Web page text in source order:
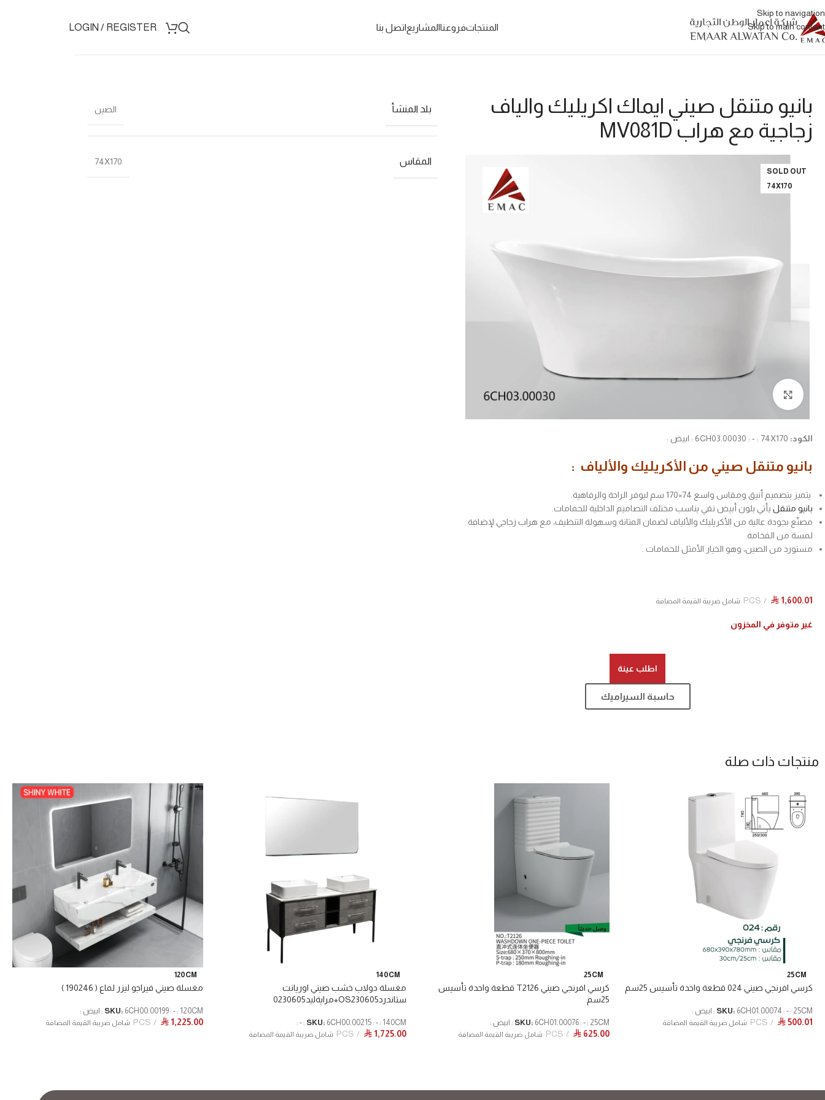
Skip to navigation
Skip to main content
المنتجاتفروعناالمشاريعاتصل بنا LOGIN / REGISTER
بانيو متنقل صيني ايماك اكريليك والياف
زجاجية مع هراب MV081D
SOLD OUT
74X170
الكود: 6CH03.00030 : - : 74X170 : ابيض :
بانيو متنقل صيني من الأكريليك والألياف :
يتميز بتصميم أنيق ومقاس واسع 74×170 سم ليوفر الراحة والرفاهية.
بانيو متنقل يأتي بلون أبيض نقي يناسب مختلف التصاميم الداخلية للحمامات.
مصنّع بجودة عالية من الأكريليك والألياف لضمان المتانة وسهولة التنظيف، مع هراب زجاجي لإضافة
لمسة من الفخامة.
مستورد من الصين، وهو الخيار الأمثل للحمامات .
⃁ 1,600.01
PCS شامل ضريبة القيمة المضافة
غير متوفر في المخزون
اطلب عينة
حاسبة السيراميك
بلد المنشأ الصين
المقاس 74X170
منتجات ذات صلة
25CM
كرسي افرنجي صيني 024 قطعة واحدة تأسيس 25سم
SKU: 6CH01.00074 : - : 25CM : ابيض :
⃁ 500.01
PCS شامل ضريبة القيمة المضافة
25CM
كرسي افرنجي صيني T2126 قطعة واحدة تأسيس
25سم
SKU: 6CH01.00076 : - : 25CM : ابيض :
⃁ 625.00
PCS شامل ضريبة القيمة المضافة
140CM
مغسلة دولاب خشب صيني اوريانت
ستاندردOS230605+مرايةليد0230605
SKU: 6CH00.00215 : - : 140CM : - :
⃁ 1,725.00
PCS شامل ضريبة القيمة المضافة
120CM
مغسلة صيني فيراجو ليزر لماع ( 190246 )
SKU: 6CH00.00199 : - : 120CM : ابيض :
⃁ 1,225.00
PCS شامل ضريبة القيمة المضافة